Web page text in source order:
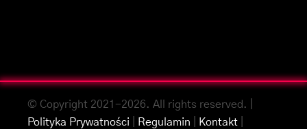
© Copyright 2021-2026. All rights reserved. |
Polityka Prywatności
Regulamin Kontakt